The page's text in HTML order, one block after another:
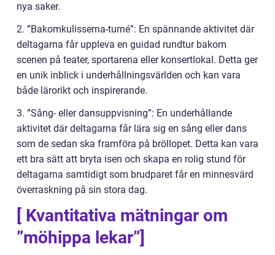
nya saker.
2. ”Bakomkulisserna-turné”: En spännande aktivitet där
deltagarna får uppleva en guidad rundtur bakom
scenen på teater, sportarena eller konsertlokal. Detta ger
en unik inblick i underhållningsvärlden och kan vara
både lärorikt och inspirerande.
3. ”Sång- eller dansuppvisning”: En underhållande
aktivitet där deltagarna får lära sig en sång eller dans
som de sedan ska framföra på bröllopet. Detta kan vara
ett bra sätt att bryta isen och skapa en rolig stund för
deltagarna samtidigt som brudparet får en minnesvärd
överraskning på sin stora dag.
[ Kvantitativa mätningar om
”möhippa lekar”]